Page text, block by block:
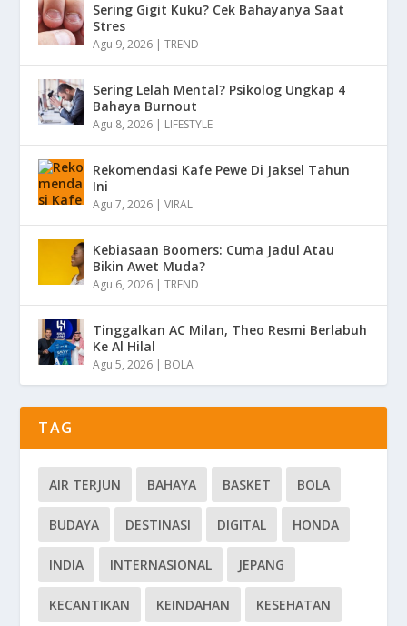
Sering Gigit Kuku? Cek Bahayanya Saat
Stres
Agu 9, 2026 |TREND
Sering Lelah Mental? Psikolog Ungkap 4
Bahaya Burnout
Agu 8, 2026 | LIFESTYLE
Rekomendasi Kafe Pewe Di Jaksel Tahun
Ini
Agu 7, 2026 |VIRAL
Kebiasaan Boomers: Cuma Jadul Atau
Bikin Awet Muda?
Agu 6, 2026 |TREND
Tinggalkan AC Milan, Theo Resmi Berlabuh
Ke Al Hilal
Agu 5, 2026 | BOLA
TAG
AIR TERJUN BAHAYA BASKET BOLA
BUDAYA DESTINASI DIGITAL HONDA
INDIA INTERNASIONAL JEPANG
KECANTIKAN KEINDAHAN KESEHATAN